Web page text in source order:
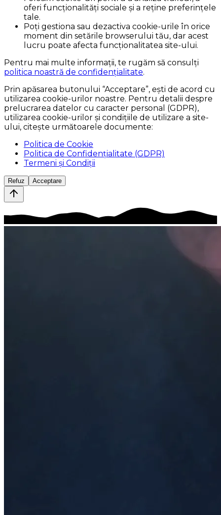
oferi funcționalități sociale și a reține preferințele
tale.
Poți gestiona sau dezactiva cookie-urile în orice
moment din setările browserului tău, dar acest
lucru poate afecta funcționalitatea site-ului.
Pentru mai multe informații, te rugăm să consulți
politica noastră de confidențialitate.
Prin apăsarea butonului “Acceptare”, ești de acord cu
utilizarea cookie-urilor noastre. Pentru detalii despre
prelucrarea datelor cu caracter personal (GDPR),
utilizarea cookie-urilor și condițiile de utilizare a site-
ului, citește următoarele documente:
Politica de Cookie
Politica de Confidențialitate (GDPR)
Termeni și Condiții
Refuz Acceptare